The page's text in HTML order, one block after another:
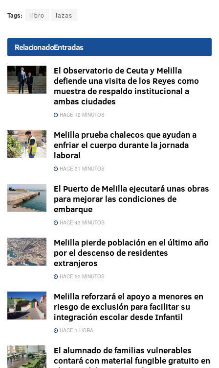
Tags: libro tazas
RelacionadoEntradas
El Observatorio de Ceuta y Melilla
defiende una visita de los Reyes como
muestra de respaldo institucional a
ambas ciudades
HACE 12 MINUTOS
Melilla prueba chalecos que ayudan a
enfriar el cuerpo durante la jornada
laboral
HACE 31 MINUTOS
El Puerto de Melilla ejecutará unas obras
para mejorar las condiciones de
embarque
HACE 43 MINUTOS
Melilla pierde población en el último año
por el descenso de residentes
extranjeros
HACE 52 MINUTOS
Melilla reforzará el apoyo a menores en
riesgo de exclusión para facilitar su
integración escolar desde Infantil
HACE 1 HORA
El alumnado de familias vulnerables
contará con material fungible gratuito en